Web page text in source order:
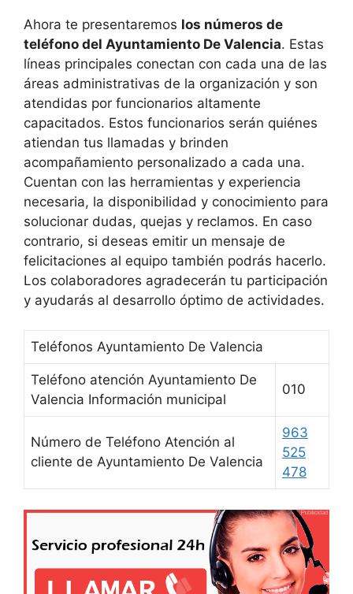
Ahora te presentaremos los números de
teléfono del Ayuntamiento De Valencia. Estas
líneas principales conectan con cada una de las
áreas administrativas de la organización y son
atendidas por funcionarios altamente
capacitados. Estos funcionarios serán quiénes
atiendan tus llamadas y brinden
acompañamiento personalizado a cada una.
Cuentan con las herramientas y experiencia
necesaria, la disponibilidad y conocimiento para
solucionar dudas, quejas y reclamos. En caso
contrario, si deseas emitir un mensaje de
felicitaciones al equipo también podrás hacerlo.
Los colaboradores agradecerán tu participación
y ayudarás al desarrollo óptimo de actividades.
Teléfonos Ayuntamiento De Valencia
Teléfono atención Ayuntamiento De
Valencia Información municipal
010
Número de Teléfono Atención al
cliente de Ayuntamiento De Valencia
963
525
478